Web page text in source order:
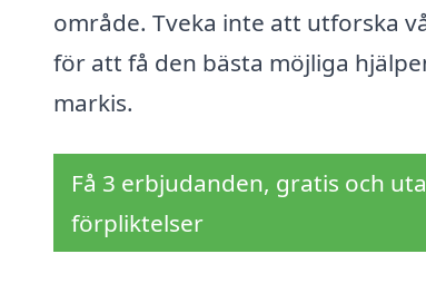
område. Tveka inte att utforska
för att få den bästa möjliga
markis.
Få 3 erbjudanden, gratis och
förpliktelser